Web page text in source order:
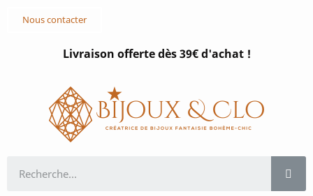
Nous contacter
Livraison offerte dès 39€ d'achat !